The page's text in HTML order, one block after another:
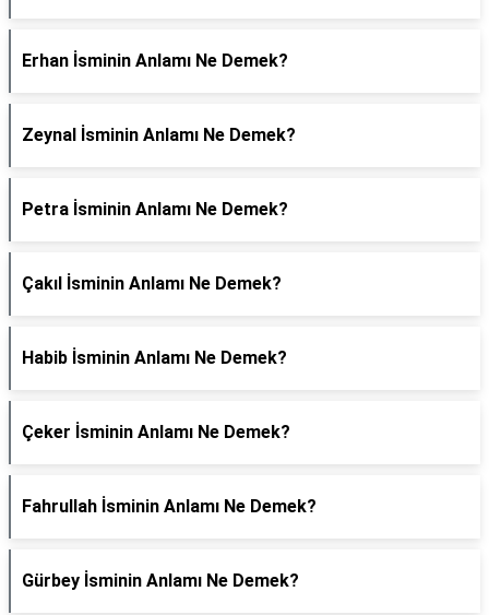
Erhan İsminin Anlamı Ne Demek?
Zeynal İsminin Anlamı Ne Demek?
Petra İsminin Anlamı Ne Demek?
Çakıl İsminin Anlamı Ne Demek?
Habib İsminin Anlamı Ne Demek?
Çeker İsminin Anlamı Ne Demek?
Fahrullah İsminin Anlamı Ne Demek?
Gürbey İsminin Anlamı Ne Demek?